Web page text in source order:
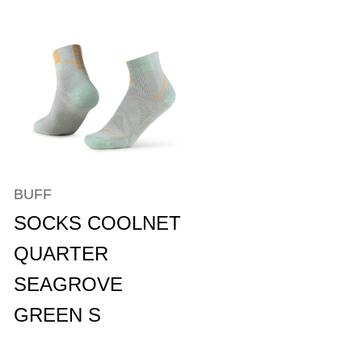
BUFF
SOCKS COOLNET
QUARTER
SEAGROVE
GREEN S